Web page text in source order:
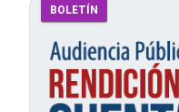
BOLETÍN